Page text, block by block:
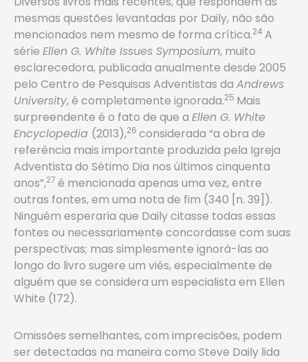
mesmas questões levantadas por Daily, não são
mencionados nem mesmo de forma crítica.24 A
série Ellen G. White Issues Symposium, muito
esclarecedora, publicada anualmente desde 2005
pelo Centro de Pesquisas Adventistas da Andrews
University, é completamente ignorada.25 Mais
surpreendente é o fato de que a Ellen G. White
Encyclopedia (2013),26 considerada “a obra de
referência mais importante produzida pela Igreja
Adventista do Sétimo Dia nos últimos cinquenta
anos”,27 é mencionada apenas uma vez, entre
outras fontes, em uma nota de fim (340 [n. 39]).
Ninguém esperaria que Daily citasse todas essas
fontes ou necessariamente concordasse com suas
perspectivas; mas simplesmente ignorá-las ao
longo do livro sugere um viés, especialmente de
alguém que se considera um especialista em Ellen
White (172).
Omissões semelhantes, com imprecisões, podem
ser detectadas na maneira como Steve Daily lida